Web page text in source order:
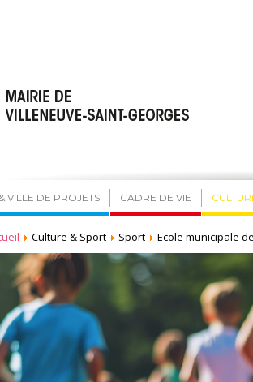
VILLE DE PROJETS CADRE DE VIE
Culture & Sport Sport Ecole municipale